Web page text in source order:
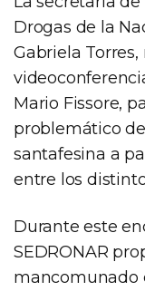
Drogas de la
Gabriela
Mario Fissore,
problemático
santafesina a
entre los
Durante este
SEDRONAR
mancomunado